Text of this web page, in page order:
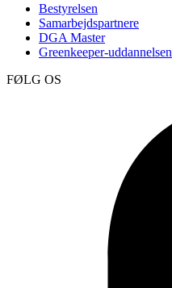
Bestyrelsen
Samarbejdspartnere
DGA Master
Greenkeeper-uddannelsen
FØLG OS